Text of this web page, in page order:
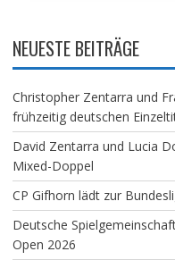
NEUESTE BEITRÄGE
Christopher Zentarra und
frühzeitig deutschen
David Zentarra und Lucia
Mixed-Doppel
CP Gifhorn lädt zur
Deutsche
Open 2026